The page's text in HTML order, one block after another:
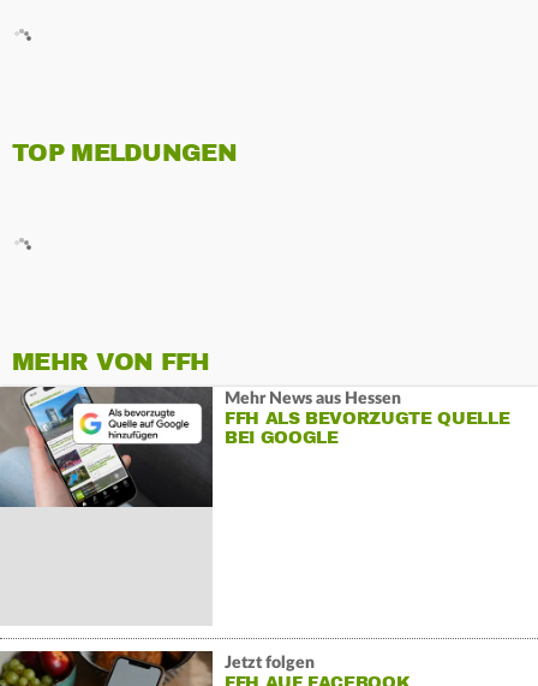
TOP MELDUNGEN
MEHR VON FFH
Mehr News aus Hessen
FFH ALS BEVORZUGTE QUELLE
BEI GOOGLE
Jetzt folgen